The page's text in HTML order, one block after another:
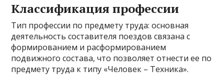
Классификация профессии
Тип профессии по предмету труда: основная
деятельность составителя поездов связана с
формированием и расформированием
подвижного состава, что позволяет отнести ее по
предмету труда к типу «Человек – Техника».